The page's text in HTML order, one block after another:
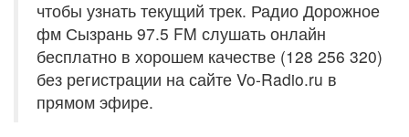
чтобы узнать текущий трек. Радио Дорожное
фм Сызрань 97.5 FM слушать онлайн
бесплатно в хорошем качестве (128 256 320)
без регистрации на сайте Vo-Radio.ru в
прямом эфире.